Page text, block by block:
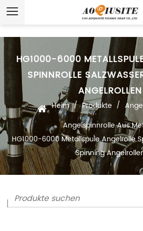
HG1000-6000
SPINNROLLE
ANGELROLLEN
Heim / Produkte /
Angelspinnrolle Aus
HG1000-6000 Metallspule Angelrolle
Spinning